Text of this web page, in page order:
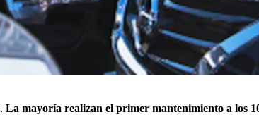
La mayoría realizan el primer mantenimiento a los